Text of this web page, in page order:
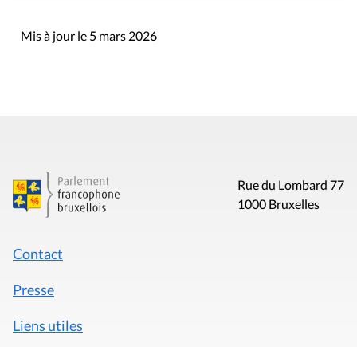
Mis à jour le 5 mars 2026
Rue du Lombard 77
1000 Bruxelles
Contact
Presse
Liens utiles